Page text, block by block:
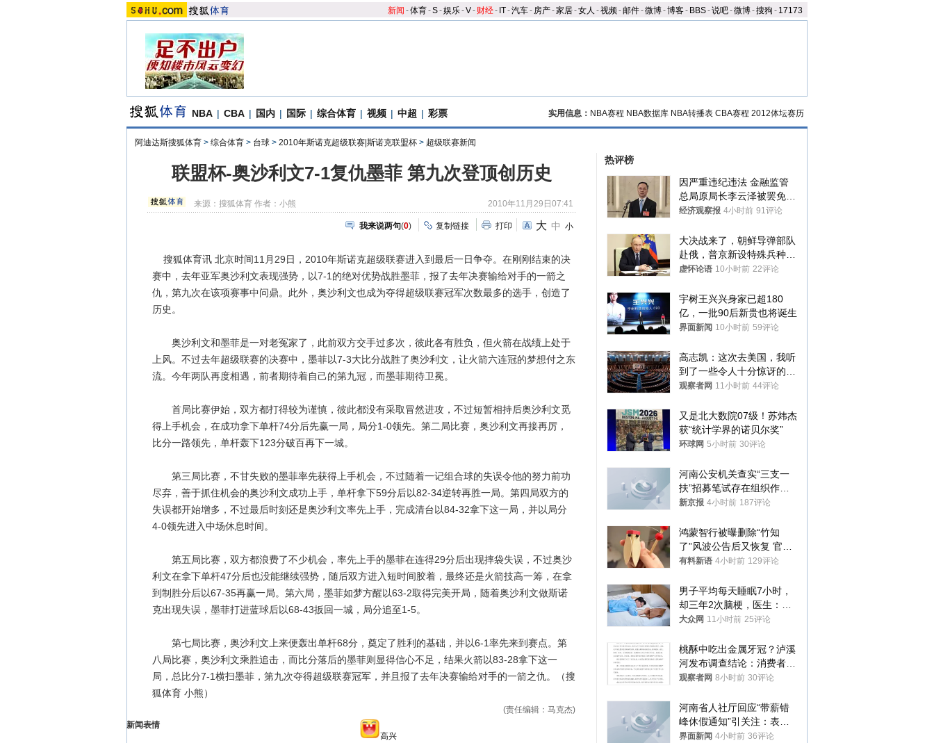
新闻 -体育-S-娱乐-V- 财经- IT-汽车- 房产-家居-女人 -视频-邮件-微博-博客- BBS-说吧-微博-搜狗 - 17173
NBA | CBA | 国内 | 国际 | 综合体育 | 视频 | 中超 | 彩票 实用信息： NBA赛程 NBA数据库 NBA转播表 CBA赛程 2012体坛赛历
阿迪达斯搜狐体育 > 综合体育 > 台球 > 2010年斯诺克超级联赛|斯诺克联盟杯 > 超级联赛新闻
联盟杯-奥沙利文7-1复仇墨菲 第九次登顶创历史
来源：搜狐体育 作者：小熊 2010年11月29日07:41
我来说两句(0) 复制链接 打印 大 中 小
搜狐体育讯 北京时间11月29日，2010年斯诺克超级联赛进入到最后一日争夺。在刚刚结束的决
赛中，去年亚军奥沙利文表现强势，以7-1的绝对优势战胜墨菲，报了去年决赛输给对手的一箭之
仇，第九次在该项赛事中问鼎。此外，奥沙利文也成为夺得超级联赛冠军次数最多的选手，创造了
历史。
奥沙利文和墨菲是一对老冤家了，此前双方交手过多次，彼此各有胜负，但火箭在战绩上处于
上风。不过去年超级联赛的决赛中，墨菲以7-3大比分战胜了奥沙利文，让火箭六连冠的梦想付之东
流。今年两队再度相遇，前者期待着自己的第九冠，而墨菲期待卫冕。
首局比赛伊始，双方都打得较为谨慎，彼此都没有采取冒然进攻，不过短暂相持后奥沙利文觅
得上手机会，在成功拿下单杆74分后先赢一局，局分1-0领先。第二局比赛，奥沙利文再接再厉，
比分一路领先，单杆轰下123分破百再下一城。
第三局比赛，不甘失败的墨菲率先获得上手机会，不过随着一记组合球的失误令他的努力前功
尽弃，善于抓住机会的奥沙利文成功上手，单杆拿下59分后以82-34逆转再胜一局。第四局双方的
失误都开始增多，不过最后时刻还是奥沙利文率先上手，完成清台以84-32拿下这一局，并以局分
4-0领先进入中场休息时间。
第五局比赛，双方都浪费了不少机会，率先上手的墨菲在连得29分后出现摔袋失误，不过奥沙
利文在拿下单杆47分后也没能继续强势，随后双方进入短时间胶着，最终还是火箭技高一筹，在拿
到制胜分后以67-35再赢一局。第六局，墨菲如梦方醒以63-2取得完美开局，随着奥沙利文做斯诺
克出现失误，墨菲打进蓝球后以68-43扳回一城，局分追至1-5。
第七局比赛，奥沙利文上来便轰出单杆68分，奠定了胜利的基础，并以6-1率先来到赛点。第
八局比赛，奥沙利文乘胜追击，而比分落后的墨菲则显得信心不足，结果火箭以83-28拿下这一
局，总比分7-1横扫墨菲，第九次夺得超级联赛冠军，并且报了去年决赛输给对手的一箭之仇。（搜
狐体育 小熊）
(责任编辑：马克杰)
新闻表情
高兴
热评榜
因严重违纪违法 金融监管
总局原局长李云泽被罢免全
国人大代表
经济观察报 4小时前 91评论
大决战来了，朝鲜导弹部队
赴俄，普京新设特殊兵种，
76岁老将扛旗
虚怀论语 10小时前 22评论
宇树王兴兴身家已超180
亿，一批90后新贵也将诞生
界面新闻 10小时前 59评论
高志凯：这次去美国，我听
到了一些令人十分惊讶的消
息
观察者网 11小时前 44评论
又是北大数院07级！苏炜杰
获“统计学界的诺贝尔奖”
环球网 5小时前 30评论
河南公安机关查实“三支一
扶”招募笔试存在组织作弊
犯罪行为
新京报 4小时前 187评论
鸿蒙智行被曝删除“竹知
了”风波公告后又恢复 官媒
曾力挺：劝华为要大度的，
有料新语 4小时前 129评论
男子平均每天睡眠7小时，
却三年2次脑梗，医生：这
样睡觉更伤身
大众网 11小时前 25评论
桃酥中吃出金属牙冠？泸溪
河发布调查结论：消费者已
澄清，所发视频情况不属实
观察者网 8小时前 30评论
河南省人社厅回应“带薪错
峰休假通知”引关注：表述
不够准确，待修改后印发
界面新闻 4小时前 36评论